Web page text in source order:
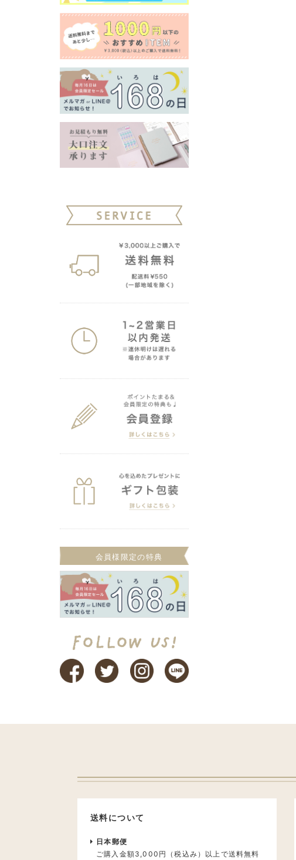
会員様限定の特典
送料について
日本郵便
ご購入金額3,000円（税込み）以上で送料無料